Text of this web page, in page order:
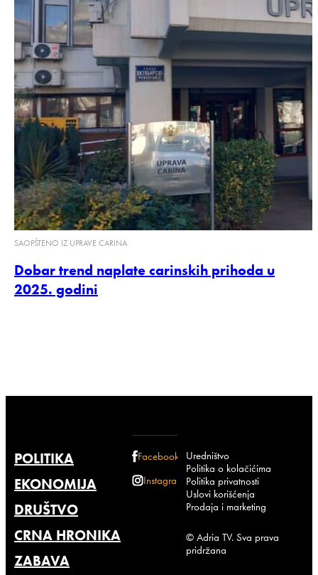
SAOPŠTENO IZ UPRAVE CARINA
Dobar trend naplate carinskih prihoda u
2025. godini
POLITIKA
EKONOMIJA
DRUŠTVO
CRNA HRONIKA
ZABAVA
Facebook
Instagram
Uredništvo
Politika o kolačićima
Politika privatnosti
Uslovi korišćenja
Prodaja i marketing
© Adria TV. Sva prava
pridržana